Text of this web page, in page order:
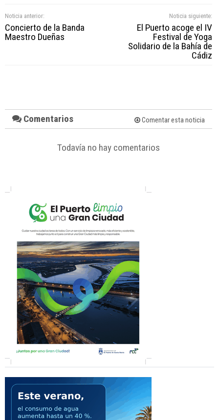
Noticia anterior:
Concierto de la Banda
Maestro Dueñas
Noticia siguiente:
El Puerto acoge el IV
Festival de Yoga
Solidario de la Bahía de
Cádiz
Comentarios Comentar esta noticia
Todavía no hay comentarios